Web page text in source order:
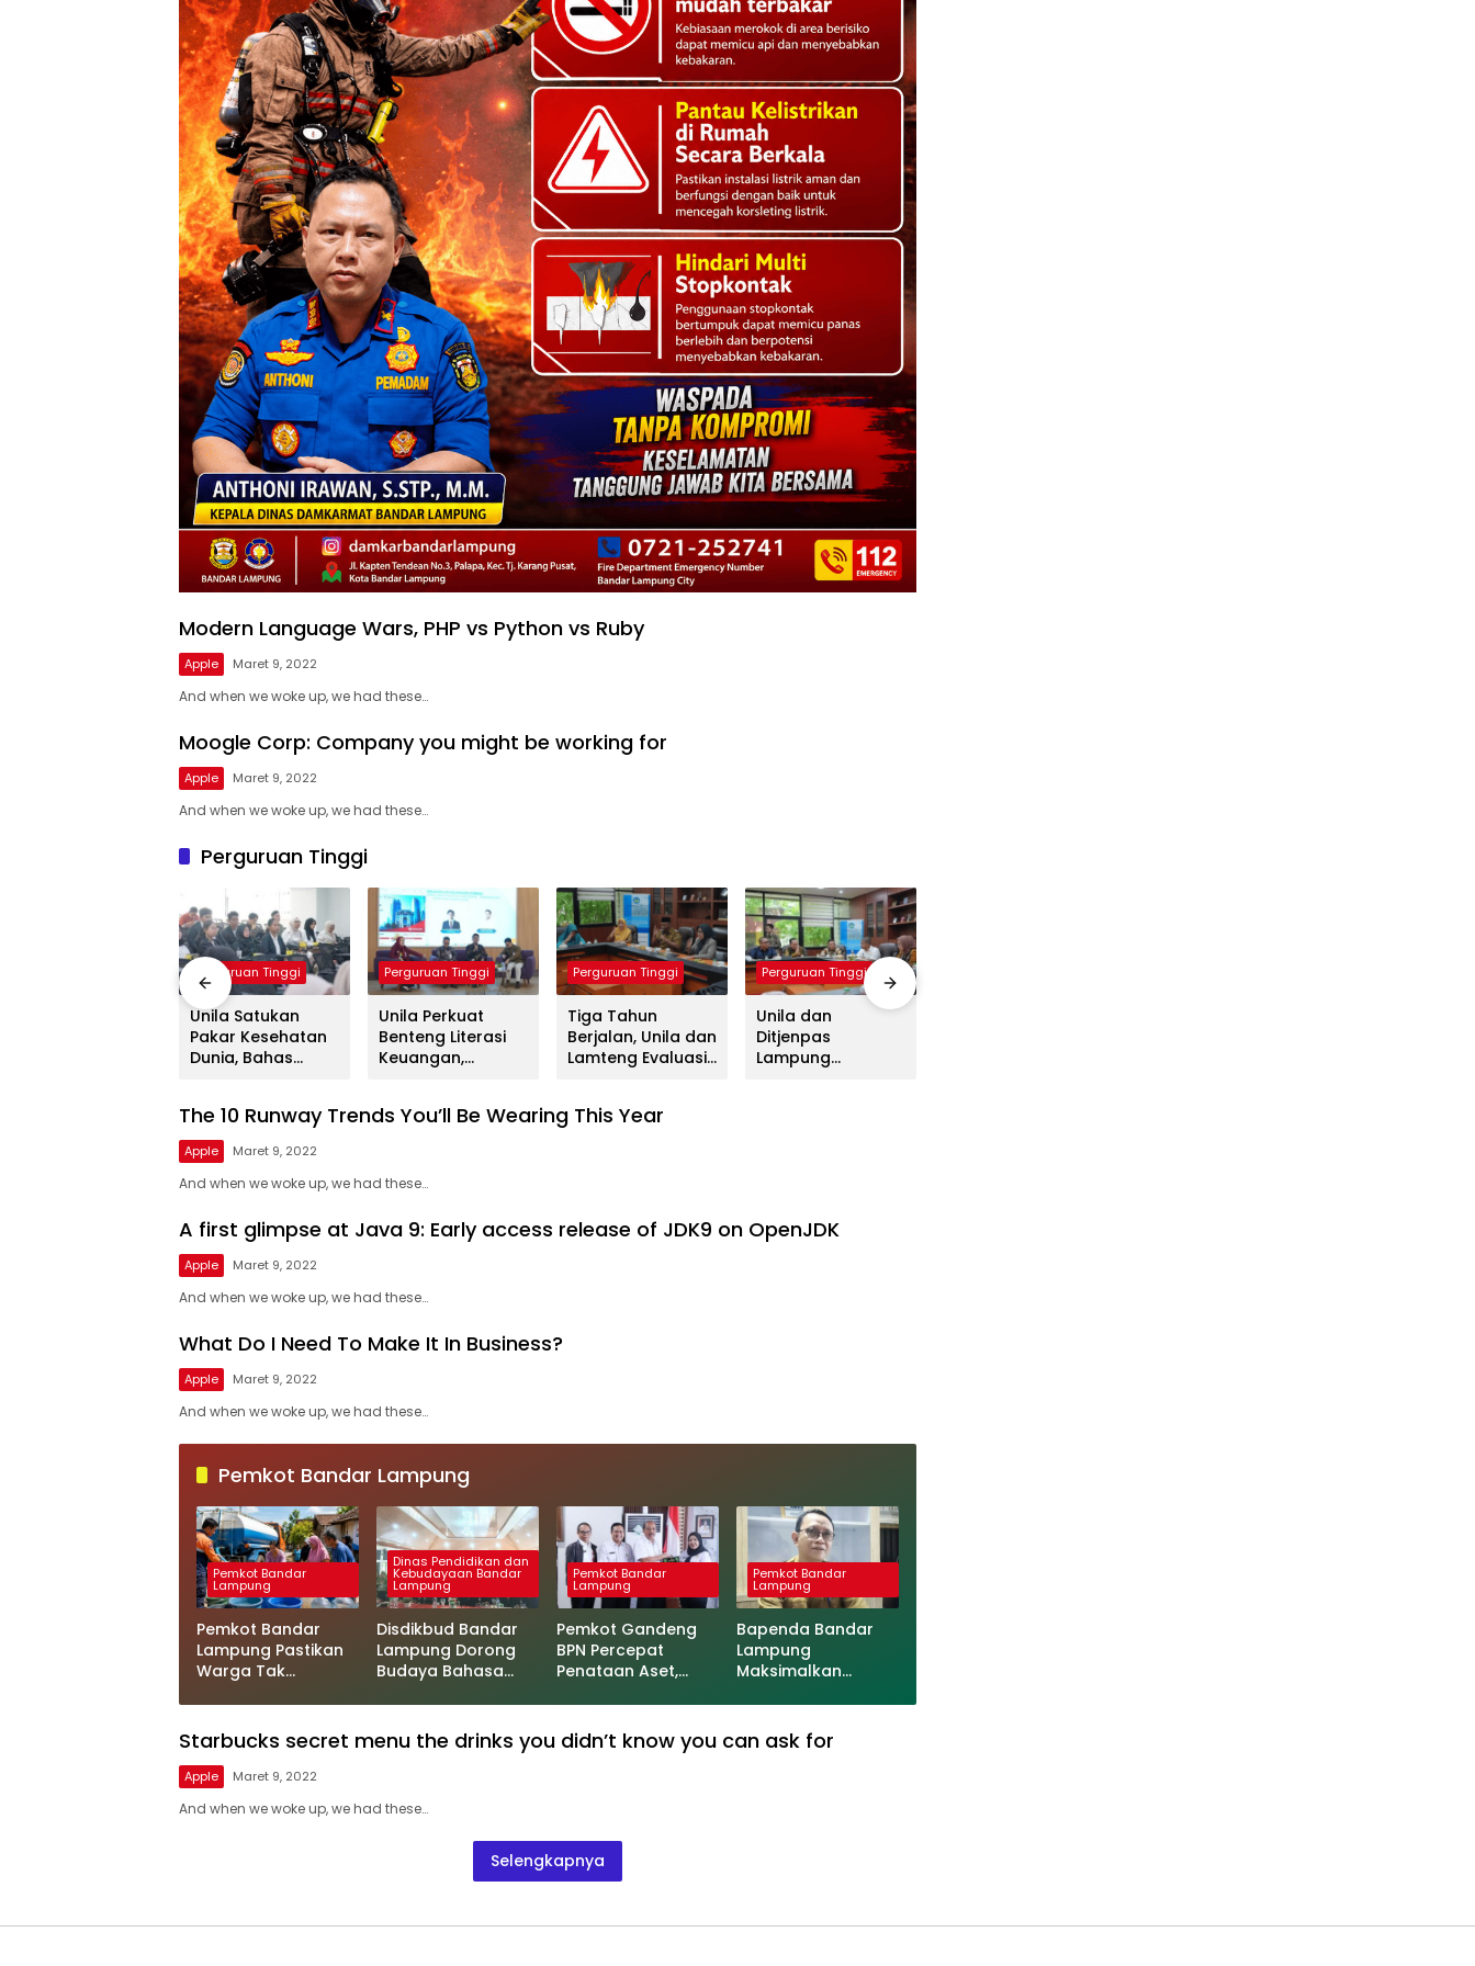
Modern Language Wars, PHP vs Python vs Ruby
Apple Maret 9, 2022
And when we woke up, we had these…
Moogle Corp: Company you might be working for
Apple Maret 9, 2022
And when we woke up, we had these…
Perguruan Tinggi
Perguruan Tinggi
Unila Satukan
Pakar Kesehatan
Dunia, Bahas
Depan Layanan
Medis
Perguruan Tinggi
Unila Perkuat
Benteng Literasi
Keuangan,
Melek Finansial
Perguruan Tinggi
Tiga Tahun
Berjalan, Unila dan
Lamteng Evaluasi
Jadi Model
Perguruan Tinggi
Unila dan
Ditjenpas
Lampung
The 10 Runway Trends You’ll Be Wearing This Year
Apple Maret 9, 2022
And when we woke up, we had these…
A first glimpse at Java 9: Early access release of JDK9 on OpenJDK
Apple Maret 9, 2022
And when we woke up, we had these…
What Do I Need To Make It In Business?
Apple Maret 9, 2022
And when we woke up, we had these…
Pemkot Bandar Lampung
Pemkot Bandar
Lampung
Pemkot Bandar
Lampung Pastikan
Warga Tak
200 Ribu Liter Sudah
Disalurkan
Dinas Pendidikan dan
Kebudayaan Bandar
Lampung
Disdikbud Bandar
Lampung Dorong
Budaya Bahasa
Apresiasi GTK
Berprestasi
Pemkot Bandar
Lampung
Pemkot Gandeng
BPN Percepat
Penataan Aset,
Mampu Jadi
Prioritas Sertifikasi
Tanah
Pemkot Bandar
Lampung
Bapenda Bandar
Lampung
Maksimalkan
Jadi Fokus Utama
Starbucks secret menu the drinks you didn’t know you can ask for
Apple Maret 9, 2022
And when we woke up, we had these…
Selengkapnya